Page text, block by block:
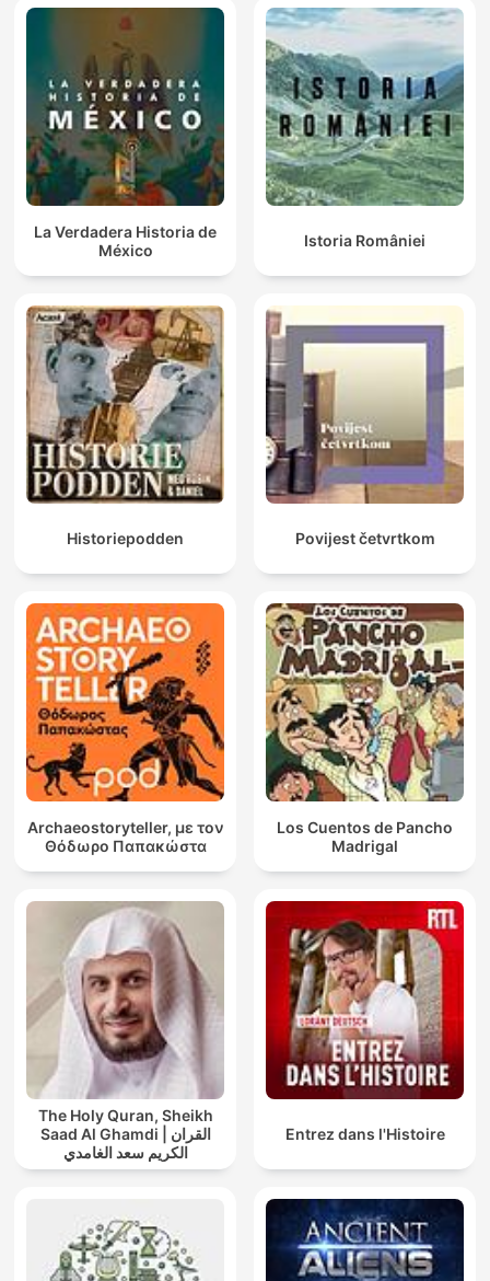
La Verdadera Historia de
México
Istoria României
Historiepodden Povijest četvrtkom
Archaeostoryteller, με τον
Θόδωρο Παπακώστα
Los Cuentos de Pancho
Madrigal
The Holy Quran, Sheikh
Saad Al Ghamdi | القران
الكريم سعد الغامدي
Entrez dans l'Histoire